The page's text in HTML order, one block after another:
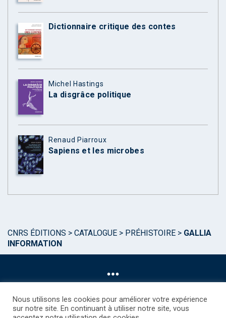
Dictionnaire critique des contes
Michel Hastings
La disgrâce politique
Renaud Piarroux
Sapiens et les microbes
CNRS ÉDITIONS > CATALOGUE > PRÉHISTOIRE > GALLIA
INFORMATION
Nous utilisons les cookies pour améliorer votre expérience
sur notre site. En continuant à utiliser notre site, vous